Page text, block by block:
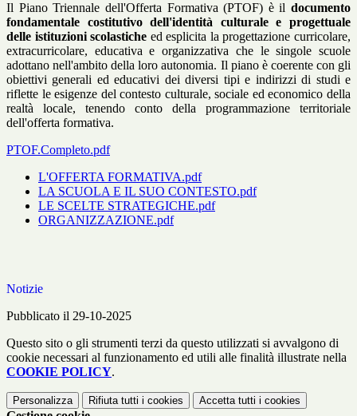
Il Piano Triennale dell'Offerta Formativa (PTOF) è il documento
fondamentale costitutivo dell'identità culturale e progettuale
delle istituzioni scolastiche ed esplicita la progettazione curricolare,
extracurricolare, educativa e organizzativa che le singole scuole
adottano nell'ambito della loro autonomia. Il piano è coerente con gli
obiettivi generali ed educativi dei diversi tipi e indirizzi di studi e
riflette le esigenze del contesto culturale, sociale ed economico della
realtà locale, tenendo conto della programmazione territoriale
dell'offerta formativa.
PTOF.Completo.pdf
L'OFFERTA FORMATIVA.pdf
LA SCUOLA E IL SUO CONTESTO.pdf
LE SCELTE STRATEGICHE.pdf
ORGANIZZAZIONE.pdf
Notizie
Pubblicato il 29-10-2025
Questo sito o gli strumenti terzi da questo utilizzati si avvalgono di
cookie necessari al funzionamento ed utili alle finalità illustrate nella
COOKIE POLICY.
Personalizza Rifiuta tutti i cookies Accetta tutti i cookies